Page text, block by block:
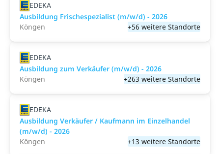
EDEKA
Ausbildung Frischespezialist (m/w/d) - 2026
Köngen
+56 weitere Standorte
EDEKA
Ausbildung zum Verkäufer (m/w/d) - 2026
Köngen
+263 weitere Standorte
EDEKA
Ausbildung Verkäufer / Kaufmann im Einzelhandel
(m/w/d) - 2026
Köngen
+13 weitere Standorte